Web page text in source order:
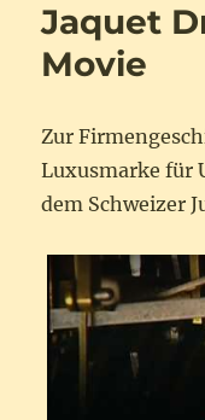
Jaquet
Movie
Zur
Luxusmarke für
dem Schweizer